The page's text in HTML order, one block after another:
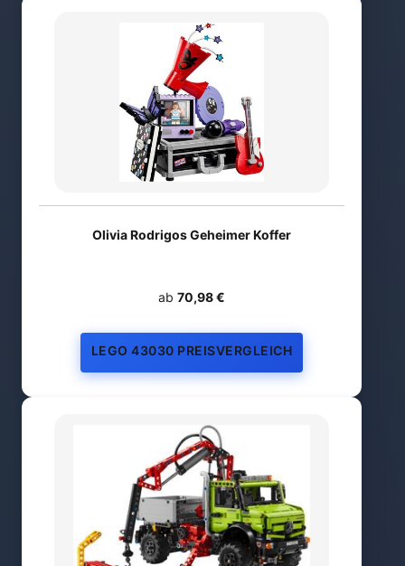
Olivia Rodrigos Geheimer Koffer
ab 70,98 €
LEGO 43030 PREISVERGLEICH